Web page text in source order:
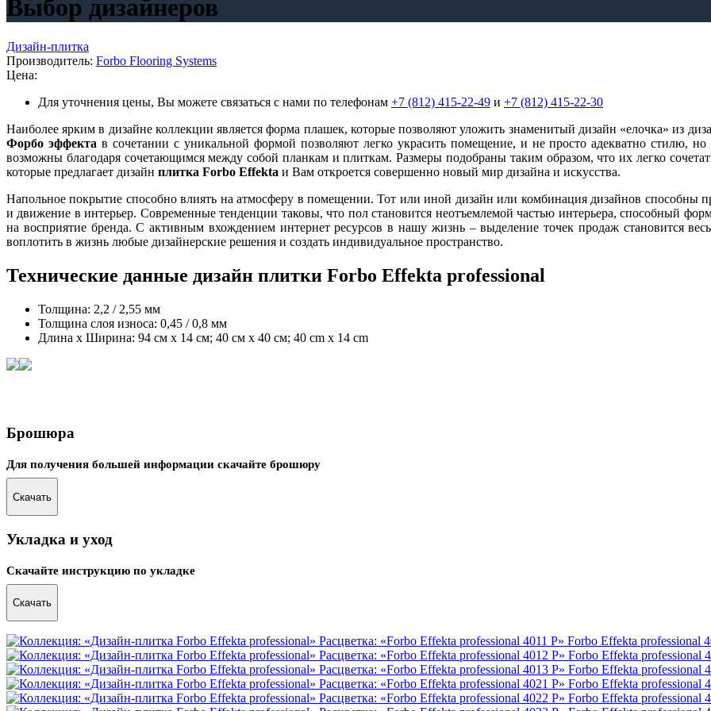
Выбор дизайнеров
Дизайн-плитка
Производитель: Forbo Flooring Systems
Цена:
Для уточнения цены, Вы можете связаться с нами по телефонам +7 (812) 415-22-49 и +7 (812) 415-22-30
Наиболее ярким в дизайне коллекции является форма плашек, которые позволяют уложить знаменитый дизайн «елочка» из
Форбо эффекта в сочетании с уникальной формой позволяют легко украсить помещение, и не просто адекватно стилю,
возможны благодаря сочетающимся между собой планкам и плиткам. Размеры подобраны таким образом, что их легко
которые предлагает дизайн плитка Forbo Effekta и Вам откроется совершенно новый мир дизайна и искусства.
Напольное покрытие способно влиять на атмосферу в помещении. Тот или иной дизайн или комбинация дизайнов способны
и движение в интерьер. Современные тенденции таковы, что пол становится неотъемлемой частью интерьера, способный
на восприятие бренда. С активным вхождением интернет ресурсов в нашу жизнь – выделение точек продаж становится
воплотить в жизнь любые дизайнерские решения и создать индивидуальное пространство.
Технические данные дизайн плитки Forbo Effekta professional
Толщина: 2,2 / 2,55 мм
Толщина слоя износа: 0,45 / 0,8 мм
Длина х Ширина: 94 см x 14 см; 40 см x 40 см; 40 cm x 14 cm
Брошюра
Для получения большей информации скачайте брошюру
Скачать
Укладка и уход
Скачайте инструкцию по укладке
Скачать
Forbo Effekta professional
Forbo Effekta professional
Forbo Effekta professional
Forbo Effekta professional
Forbo Effekta professional